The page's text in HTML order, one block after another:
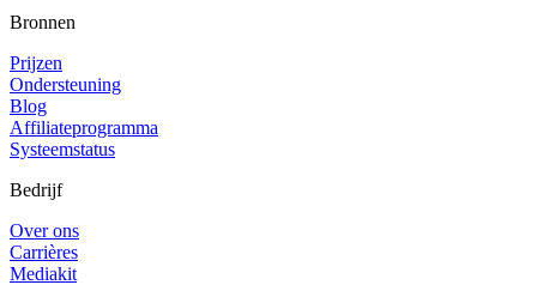
Bronnen
Prijzen
Ondersteuning
Blog
Affiliateprogramma
Systeemstatus
Bedrijf
Over ons
Carrières
Mediakit